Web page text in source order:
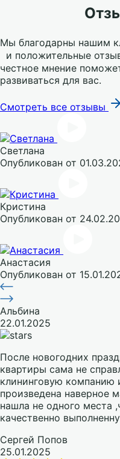
Мы благодарны нашим
и положительные
честное мнение
развиваться для вас.
Смотреть все отзывы
Светлана
Опубликован от
Кристина
Опубликован от
Анастасия
Опубликован от
Альбина
22.01.2025
После новогодних
квартиры сама не
клининговую компанию
произведена наверное
нашла не одного места
качественно
Сергей Попов
25.01.2025